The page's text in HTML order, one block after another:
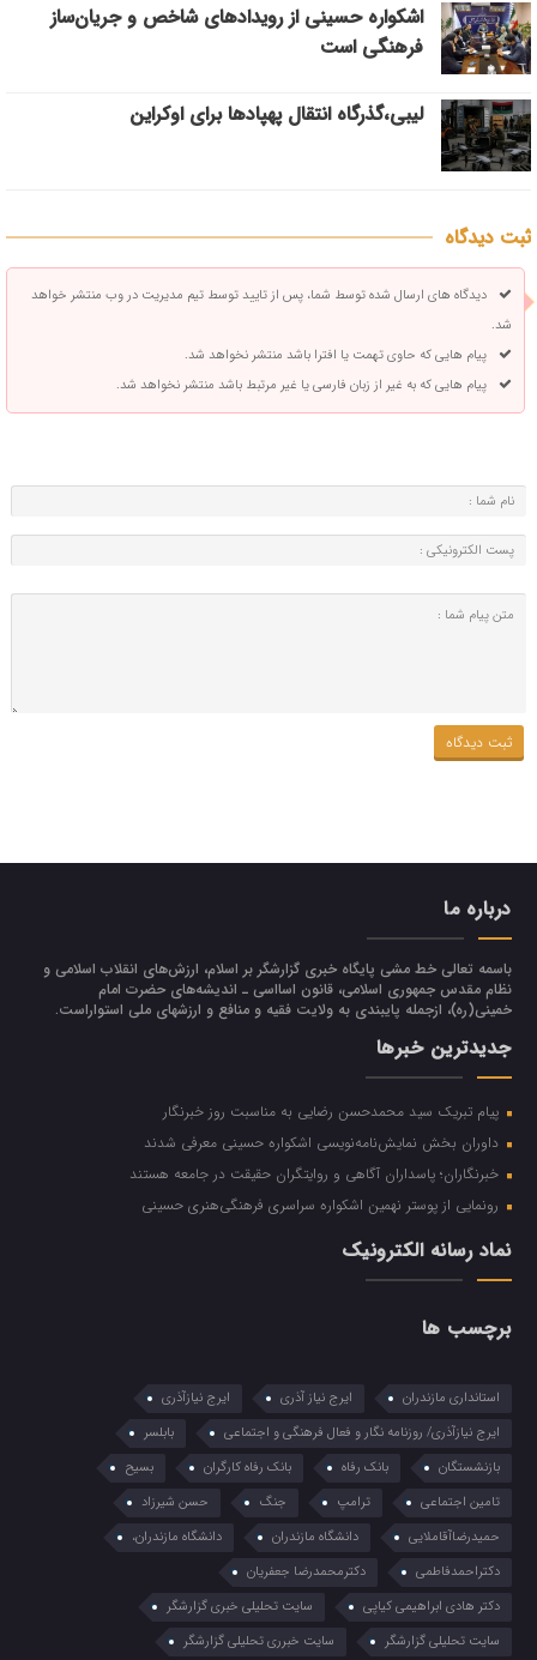
اشکواره حسینی از رویدادهای شاخص و جریان‌ساز
فرهنگی است
لیبی،گذرگاه انتقال پهپادها برای اوکراین
ثبت دیدگاه
دیدگاه های ارسال شده توسط شما، پس از تایید توسط تیم مدیریت در وب منتشر خواهد
شد.
پیام هایی که حاوی تهمت یا افترا باشد منتشر نخواهد شد.
پیام هایی که به غیر از زبان فارسی یا غیر مرتبط باشد منتشر نخواهد شد.
درباره ما
باسمه تعالی خط مشی پایگاه خبری گزارشگر بر اسلام، ارزش‌هاي انقلاب اسلامي و
نظام مقدس جمهوري اسلامي، قانون اسااسی ـ انديشه‌هاي حضرت امام
خميني(ره)، ازجمله پایبندی به ولايت فقيه و منافع و ارزشهاي ملي استواراست.
جدیدترین خبرها
پیام تبریک سید محمدحسن رضایی به مناسبت روز خبرنگار
داوران بخش نمایش‌نامه‌نویسی اشکواره حسینی معرفی شدند
خبرنگاران؛ پاسداران آگاهی و روایتگران حقیقت در جامعه هستند
رونمایی از پوستر نهمین اشکواره سراسری فرهنگی‌هنری حسینی
نماد رسانه الکترونیک
برچسب ها
استانداری مازندران ایرج نیاز آذری
ایرج نیازآذری
ایرج نیازآذری/ روزنامه نگار و فعال فرهنگی و اجتماعی
بابلسر
بازنشستگان
بانک رفاه بانک رفاه کارگران
بسیح
تامین اجتماعی
ترامپ جنگ
حسن شیرزاد
حمیدرضاآقاملایی
دانشگاه مازندران
دانشگاه مازندران،
دکتراحمدفاطمی
دکترمحمدرضا جعفریان
دکتر هادی ابراهیمی کیاپی
سایت تحلیلی خبری گزارشگر
سایت تحلیلی گزارشگر
سایت خبرری تحلیلی گزارشگر